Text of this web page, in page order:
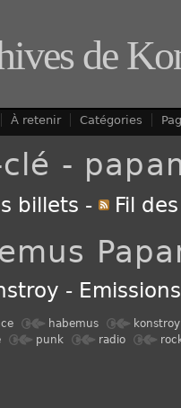
de
À retenir Catégories
-
billets - Fil
-
habemus
konstroy
punk radio